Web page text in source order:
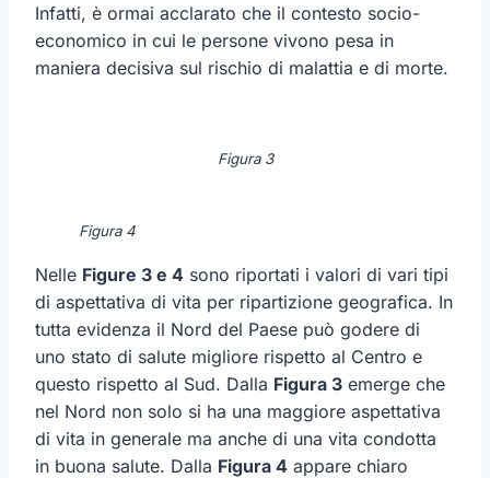
Infatti, è ormai acclarato che il contesto socio-
economico in cui le persone vivono pesa in
maniera decisiva sul rischio di malattia e di morte.
Figura 3
Figura 4
Nelle Figure 3 e 4 sono riportati i valori di vari tipi
di aspettativa di vita per ripartizione geografica. In
tutta evidenza il Nord del Paese può godere di
uno stato di salute migliore rispetto al Centro e
questo rispetto al Sud. Dalla Figura 3 emerge che
nel Nord non solo si ha una maggiore aspettativa
di vita in generale ma anche di una vita condotta
in buona salute. Dalla Figura 4 appare chiaro